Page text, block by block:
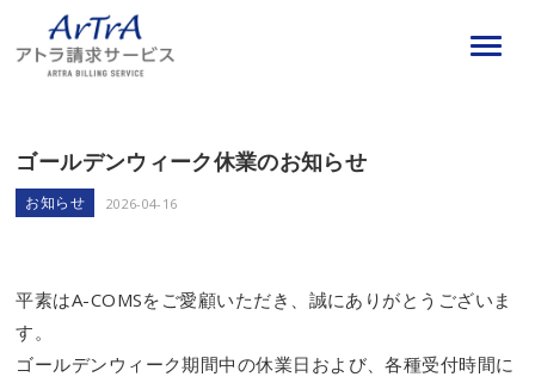
ゴールデンウィーク休業のお知らせ
お知らせ 2026-04-16
平素はA-COMSをご愛顧いただき、誠にありがとうございま
す。
ゴールデンウィーク期間中の休業日および、各種受付時間に